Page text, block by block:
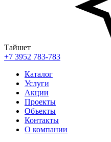
Тайшет
+7 3952 783-783
Каталог
Услуги
Акции
Проекты
Объекты
Контакты
О компании